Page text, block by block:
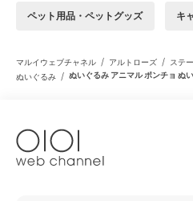
ペット用品・ペットグッズ キ
マルイウェブチャネル / アルトローズ / ステ
ぬいぐるみ / ぬいぐるみ アニマル ポンチョ ぬ